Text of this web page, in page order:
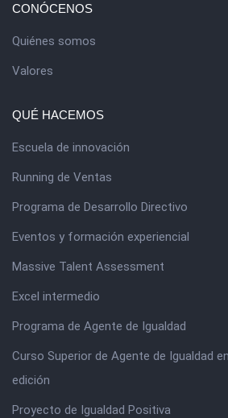
CONÓCENOS
Quiénes somos
Valores
QUÉ HACEMOS
Escuela de innovación
Running de Ventas
Programa de Desarrollo Directivo
Eventos y formación experiencial
Massive Talent Assessment
Excel intermedio
Programa de Agente de Igualdad
Curso Superior de Agente de Igualdad
edición
Proyecto de Igualdad Positiva